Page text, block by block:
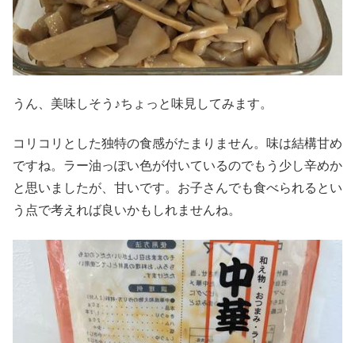
うん、美味しそう♪ちょっと味見してみます。
コリコリとした独特の食感がたまりません。味は結構甘め
ですね。ラー油っぽい色が付いているのでもう少し辛めか
と思いましたが、甘いです。お子さんでも食べられるとい
う点で考えれば良いかもしれませんね。